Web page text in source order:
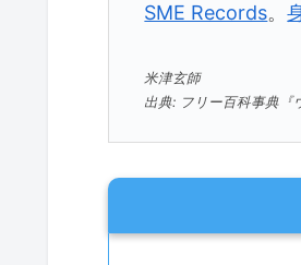
SME Records。
米津玄師
出典: フリー百科事典『